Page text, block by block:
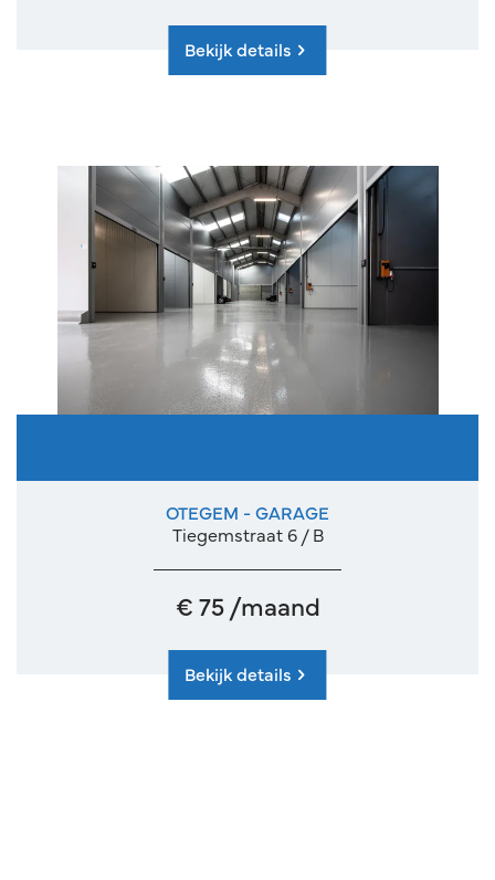
Bekijk details
OTEGEM - GARAGE
Tiegemstraat 6 / B
€ 75 /maand
Bekijk details